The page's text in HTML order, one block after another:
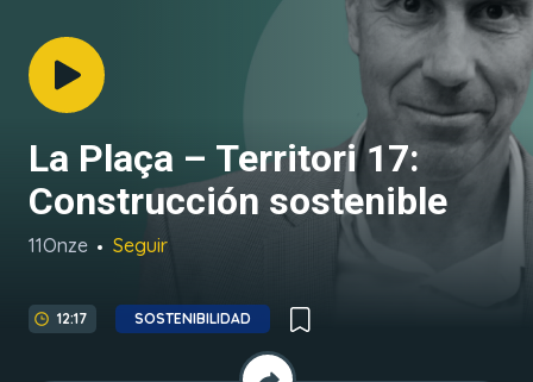
La Plaça – Territori 17:
Construcción sostenible
11Onze Seguir
12:17 SOSTENIBILIDAD